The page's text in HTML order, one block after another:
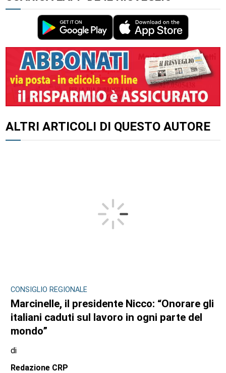
ALTRI ARTICOLI DI QUESTO AUTORE
CONSIGLIO REGIONALE
Marcinelle, il presidente Nicco: “Onorare gli
italiani caduti sul lavoro in ogni parte del
mondo”
di
Redazione CRP